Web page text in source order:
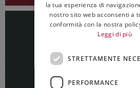
la tua esperienza di
nostro sito web acconsenti a
conformità con la nostra
Leggi di più
STRETTAMENTE
PERFORMANCE